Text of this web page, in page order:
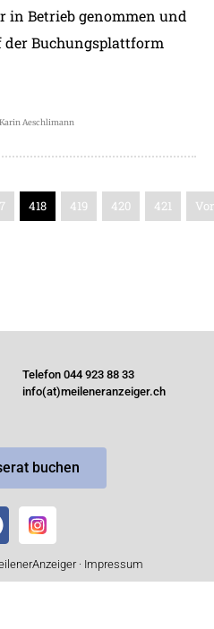
Betrieb genommen und
der Buchungsplattform
Karin Aeschlimann
418 419 420 421 Vor
Telefon 044 923 88 33
info(at)meileneranzeiger.ch
buchen
· Impressum